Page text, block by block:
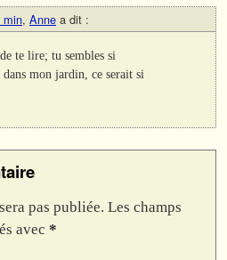
min, Anne a dit :
te lire; tu sembles si
mon jardin, ce serait si
pas publiée. Les champs
avec *